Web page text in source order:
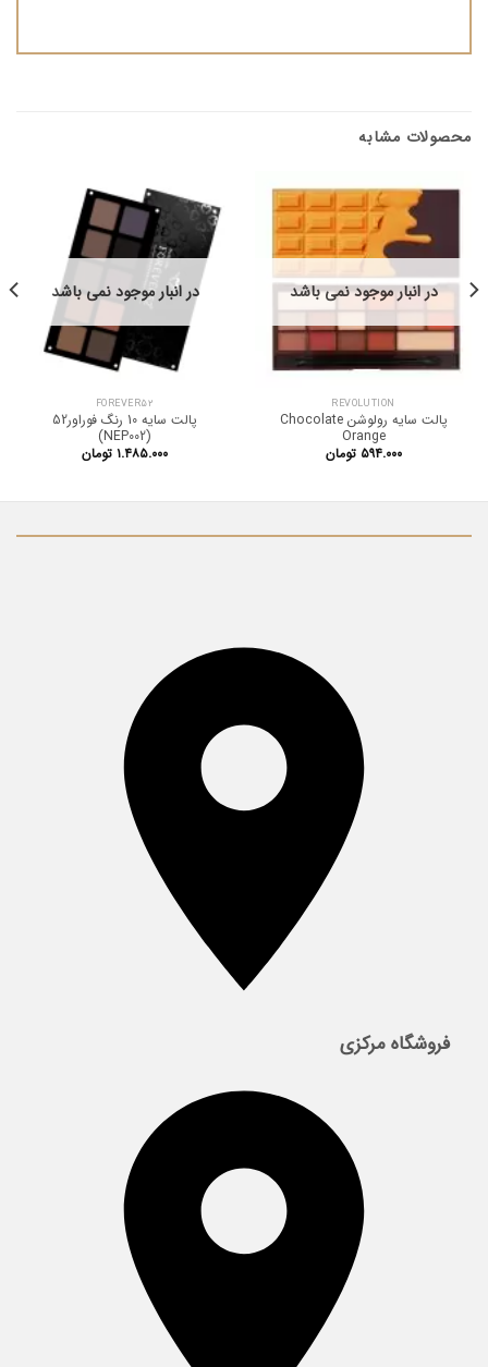
محصولات مشابه
در انبار موجود نمی باشد
REVOLUTION
پالت سایه رولوشن Chocolate
Orange
۵۹۴.۰۰۰ تومان
در انبار موجود نمی باشد
FOREVER52
پالت سایه 10 رنگ فوراور52
(NEP002)
۱.۴۸۵.۰۰۰ تومان
فروشگاه مرکزی